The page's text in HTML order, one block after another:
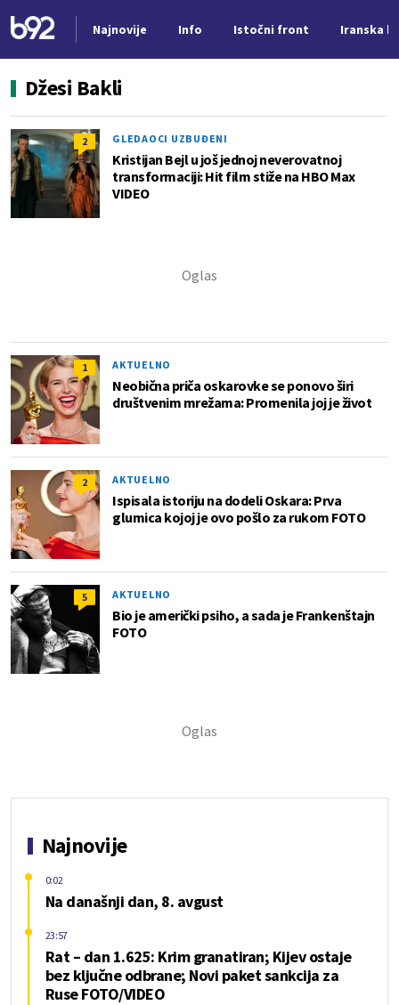
Najnovije Info Istočni front Iranska
Džesi Bakli
2 GLEDAOCI UZBUĐENI
Kristijan Bejl u još jednoj neverovatnoj
transformaciji: Hit film stiže na HBO Max
VIDEO
1 AKTUELNO
Neobična priča oskarovke se ponovo širi
društvenim mrežama: Promenila joj je život
2 AKTUELNO
Ispisala istoriju na dodeli Oskara: Prva
glumica kojoj je ovo pošlo za rukom FOTO
5 AKTUELNO
Bio je američki psiho, a sada je Frankenštajn
FOTO
Najnovije
Na današnji dan, 8. avgust
0:02
Rat – dan 1.625: Krim granatiran; Kijev ostaje
bez ključne odbrane; Novi paket sankcija za
Ruse FOTO/VIDEO
23:57